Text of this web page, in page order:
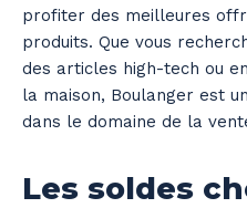
profiter des meilleures
produits. Que vous
des articles high-tech ou
la maison, Boulanger est
dans le domaine de la
Les soldes